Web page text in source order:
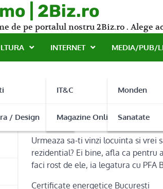
| 2Biz.ro
de pe portalul nostru 2Biz.ro . Alege
/ Design
INTERNET
IT&C
Magazine Online
MEDIA/PUB/
Monden
Sanatate
Urmeaza sa-ti vinzi locuinta si vrei
rezidential? Ei bine, afla ca pentru
faci rost de ele, ia legatura cu PFA
Certificate energetice Bucuresti